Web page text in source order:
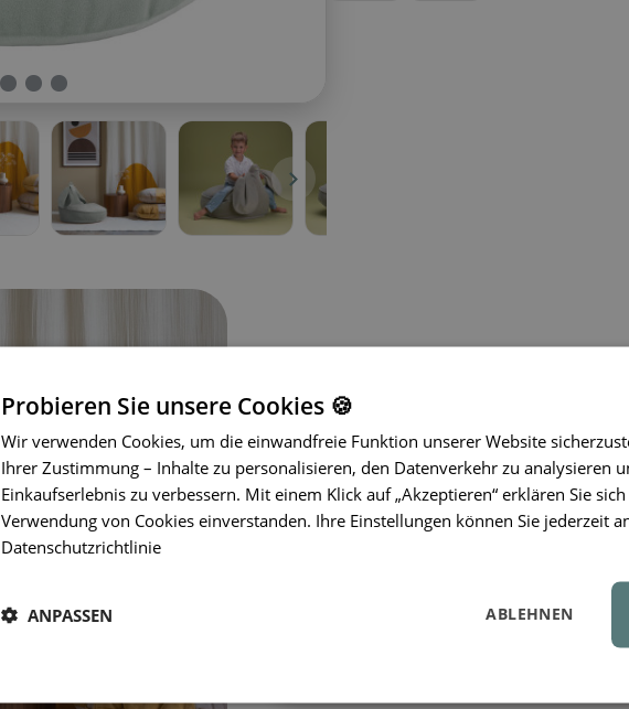
Der Sitzsack von Wigiwama® ist
für Kinderzimmer.Hergestellt aus
Materialien, bietet dieser Sitzsack
Entspannen und Spielen.
Sein
verleihen Ihrem Zuhause Stil und
Bezug eine einfache Pflege
zu transportieren, sodass er
Probieren Sie unsere Cookies 🍪
Wir verwenden Cookies, um die einwandfreie Funktion unserer Website
Ihrer Zustimmung – Inhalte zu personalisieren, den Datenverkehr zu analysieren
Einkaufserlebnis zu verbessern. Mit einem Klick auf „Akzeptieren“ erklären Sie
Verwendung von Cookies einverstanden. Ihre Einstellungen können Sie jederzeit
Datenschutzrichtlinie
ABLEHNEN
ANPASSEN